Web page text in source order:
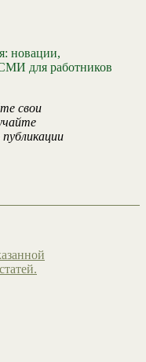
новации,
для работников
свои